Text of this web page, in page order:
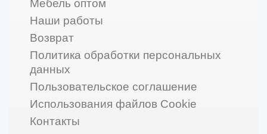
Мебель оптом
Наши работы
Возврат
Политика обработки персональных
данных
Пользовательское соглашение
Использования файлов Cookie
Контакты